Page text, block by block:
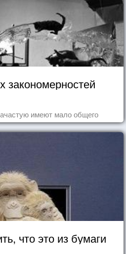
закономерностей
имеют мало общего
что это из бумаги